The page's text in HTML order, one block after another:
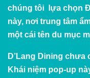
chúng tôi lựa chọn
này, nơi trung tâm
một cái tên du mục
D’Lang Dining
Khái niệm pop-up